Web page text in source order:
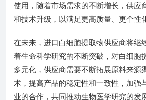
使用，随着市场需求的不断增长，供应
和技术升级，以满足更高质量、更个性
在未来，进口白细胞提取物供应商将继
着生命科学研究的不断突破，对白细胞
多元化，供应商需要不断拓展原料来源
术，提高产品的稳定性和一致性，加强
业的合作，共同推动生物医学研究的发